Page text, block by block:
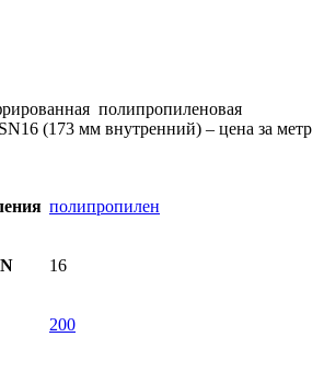
полипропиленовая
(173 мм внутренний) – цена за метр
полипропилен
16
200